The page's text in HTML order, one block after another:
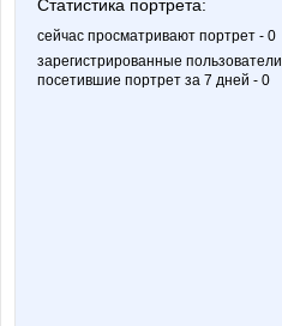
Статистика портрета:
сейчас просматривают портрет - 0
зарегистрированные пользователи
посетившие портрет за 7 дней - 0